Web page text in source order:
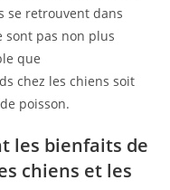
se retrouvent dans
sont pas non plus
que
chez les chiens soit
poisson.
les bienfaits de
chiens et les